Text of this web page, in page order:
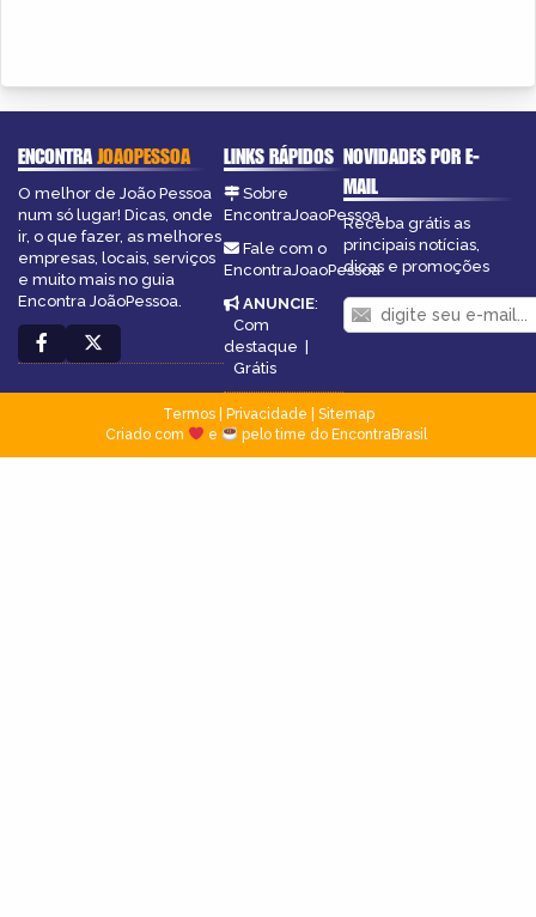
ENCONTRAJOAOPESSOA
O melhor de João Pessoa
num só lugar! Dicas, onde
ir, o que fazer, as melhores
empresas, locais, serviços
e muito mais no guia
Encontra JoãoPessoa.
LINKS RÁPIDOS
Sobre
EncontraJoaoPessoa
Fale com o
EncontraJoaoPessoa
ANUNCIE:
Com
destaque |
Grátis
NOVIDADES POR E-
MAIL
Receba grátis as
principais notícias,
dicas e promoções
Termos| Privacidade
Sitemap
Criado com
e pelo time do EncontraBrasil